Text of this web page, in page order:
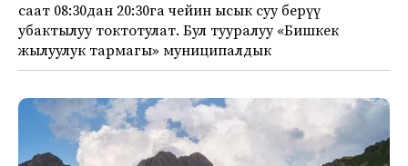
саат 08:30дан 20:30га чейин ысык суу берүү
убактылуу токтотулат. Бул тууралуу «Бишкек
жылуулук тармагы» муниципалдык